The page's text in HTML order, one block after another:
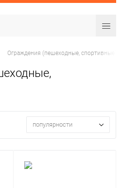
Ограждения (пешеходные, спортивные)
популярности